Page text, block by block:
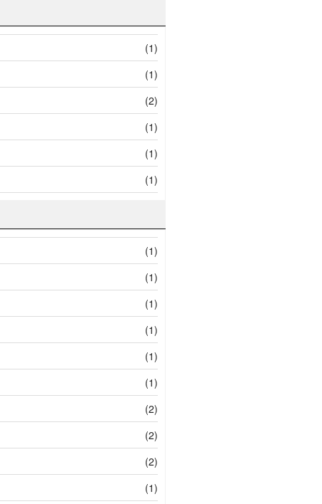
(1)
(1)
(2)
(1)
(1)
(1)
(1)
(1)
(1)
(1)
(1)
(1)
(2)
(2)
(2)
(1)